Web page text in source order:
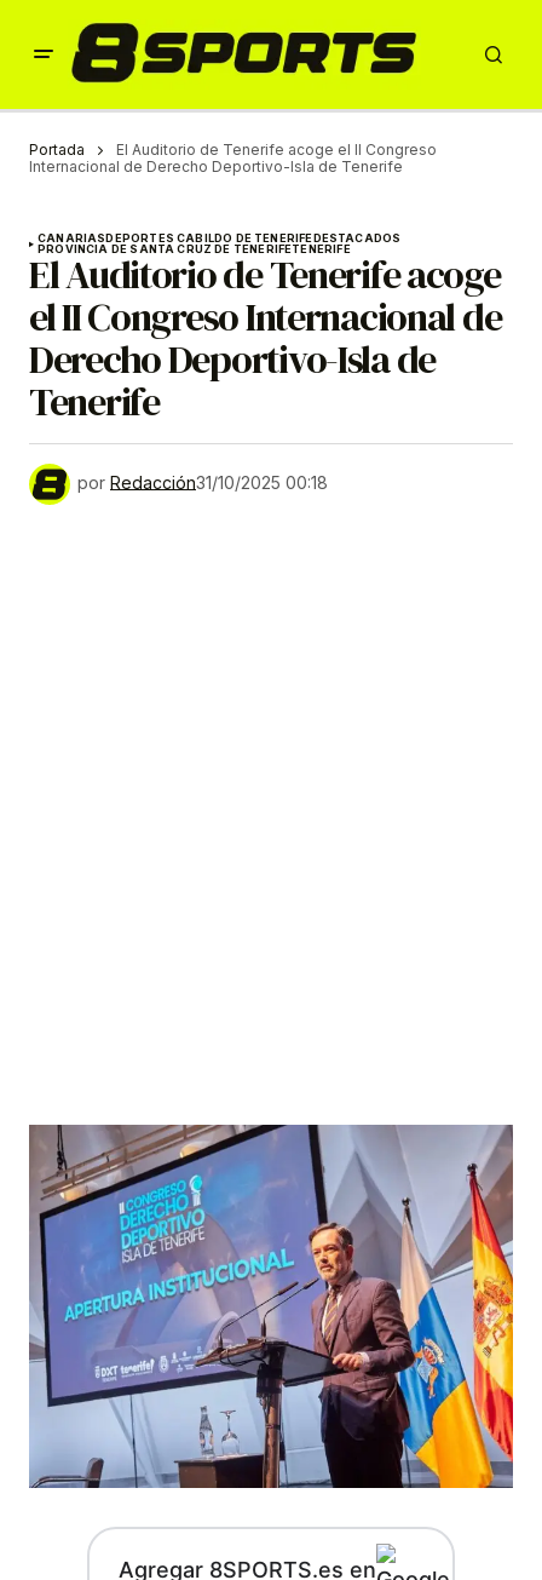
Portada
El Auditorio de Tenerife acoge el II Congreso
Internacional de Derecho Deportivo-Isla de Tenerife
CANARIASDEPORTES CABILDO DE TENERIFEDESTACADOS
PROVINCIA DE SANTA CRUZ DE TENERIFETENERIFE
El Auditorio de Tenerife acoge
el II Congreso Internacional de
Derecho Deportivo-Isla de
Tenerife
por Redacción31/10/2025 00:18
Agregar 8SPORTS.es en